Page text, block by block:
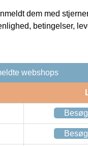
dem med
betingelser,
webshops